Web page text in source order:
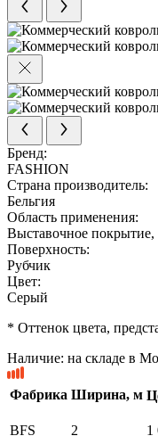
Бренд:
FASHION
Страна производитель:
Бельгия
Область применения:
Выставочное
Поверхность:
Рубчик
Цвет:
Серый
* Оттенок цвета,
Наличие: на складе в
Фабрика Ширина, м
BFS 2 1